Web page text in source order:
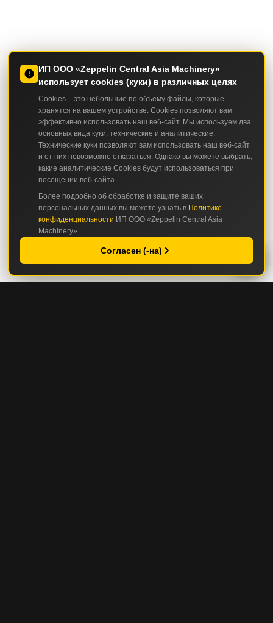
ИП ООО «Zeppelin Central Asia Machinery»
использует cookies (куки) в различных целях
Cookies – это небольшие по объему файлы, которые
хранятся на вашем устройстве. Cookies позволяют вам
эффективно использовать наш веб-сайт. Мы используем два
основных вида куки: технические и аналитические.
Технические куки позволяют вам использовать наш веб-сайт
и от них невозможно отказаться. Однако вы можете выбрать,
какие аналитические Cookies будут использоваться при
посещении веб-сайта.
Более подробно об обработке и защите ваших
персональных данных вы можете узнать в Политике
конфиденциальности ИП ООО «Zeppelin Central Asia
Machinery».
Согласен (-на)